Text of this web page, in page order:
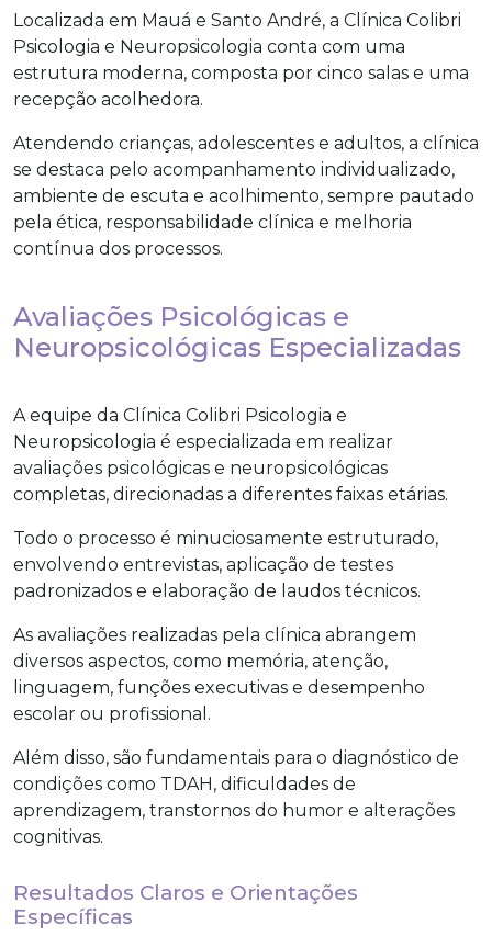
Localizada em Mauá e Santo André, a Clínica Colibri
Psicologia e Neuropsicologia conta com uma
estrutura moderna, composta por cinco salas e uma
recepção acolhedora.
Atendendo crianças, adolescentes e adultos, a clínica
se destaca pelo acompanhamento individualizado,
ambiente de escuta e acolhimento, sempre pautado
pela ética, responsabilidade clínica e melhoria
contínua dos processos.
Avaliações Psicológicas e
Neuropsicológicas Especializadas
A equipe da Clínica Colibri Psicologia e
Neuropsicologia é especializada em realizar
avaliações psicológicas e neuropsicológicas
completas, direcionadas a diferentes faixas etárias.
Todo o processo é minuciosamente estruturado,
envolvendo entrevistas, aplicação de testes
padronizados e elaboração de laudos técnicos.
As avaliações realizadas pela clínica abrangem
diversos aspectos, como memória, atenção,
linguagem, funções executivas e desempenho
escolar ou profissional.
Além disso, são fundamentais para o diagnóstico de
condições como TDAH, dificuldades de
aprendizagem, transtornos do humor e alterações
cognitivas.
Resultados Claros e Orientações
Específicas